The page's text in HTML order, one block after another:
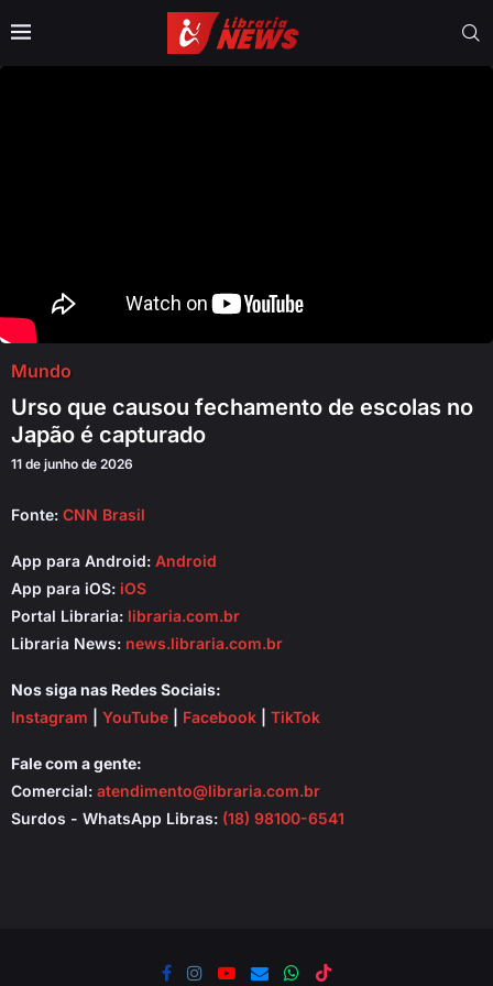
Mundo
Urso que causou fechamento de escolas no
Japão é capturado
11 de junho de 2026
Fonte: CNN Brasil
App para Android: Android
App para iOS: iOS
Portal Libraria: libraria.com.br
Libraria News: news.libraria.com.br
Nos siga nas Redes Sociais:
Instagram
YouTube Facebook TikTok
Fale com a gente:
Comercial: atendimento@libraria.com.br
Surdos - WhatsApp Libras: (18) 98100-6541